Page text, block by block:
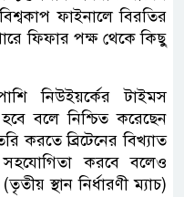
ফাইনালে বিরতির
ফিফার পক্ষ থেকে কিছু
নিউইয়র্কের টাইমস
বলে নিশ্চিত করেছেন
করতে ব্রিটেনের বিখ্যাত
করবে বলেও
স্থান নির্ধারণী ম্যাচ)